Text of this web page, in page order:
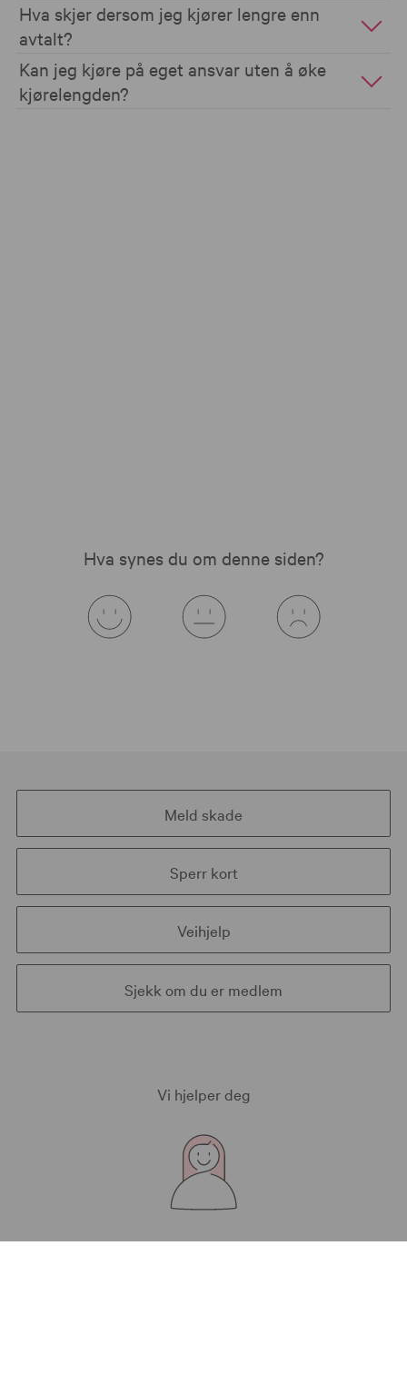
Hva skjer dersom jeg kjører lengre enn
avtalt?
Kan jeg kjøre på eget ansvar uten å øke
kjørelengden?
Hva synes du om denne siden?
Meld skade
Sperr kort
Veihjelp
Sjekk om du er medlem
Vi hjelper deg
Kontakt oss